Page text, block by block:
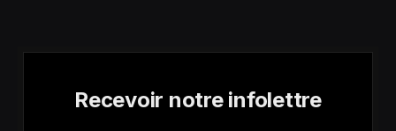
Recevoir notre infolettre